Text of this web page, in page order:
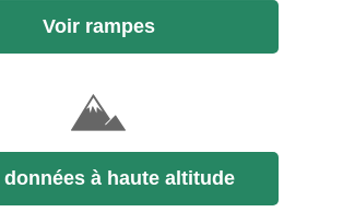
Voir rampes
données à haute altitude